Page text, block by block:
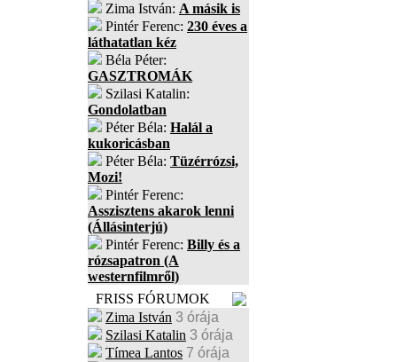
Zima István: A másik is
Pintér Ferenc: 230 éves a
láthatatlan kéz
Béla Péter:
GASZTROMÁK
Szilasi Katalin:
Gondolatban
Péter Béla: Halál a
kukoricásban
Péter Béla: Tüzérrózsi,
Mozi!
Pintér Ferenc:
Asszisztens akarok lenni
(Állásinterjú)
Pintér Ferenc: Billy és a
rózsapatron (A
westernfilmről)
FRISS FÓRUMOK
Zima István 3 órája
Szilasi Katalin 3 órája
Tímea Lantos 7 órája